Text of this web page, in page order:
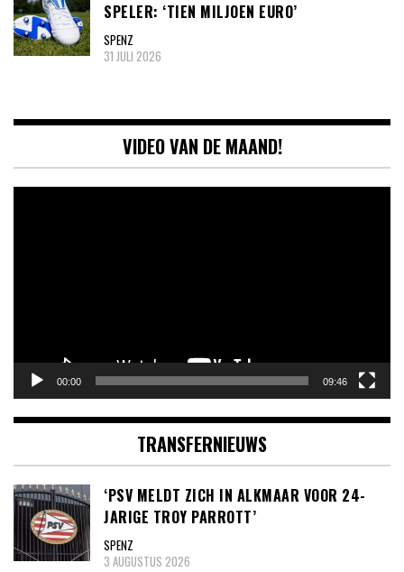
SPELER: ‘TIEN MILJOEN EURO’
SPENZ
31 JULI 2026
VIDEO VAN DE MAAND!
00:00 09:46
TRANSFERNIEUWS
‘PSV MELDT ZICH IN ALKMAAR VOOR 24-
JARIGE TROY PARROTT’
SPENZ
3 AUGUSTUS 2026